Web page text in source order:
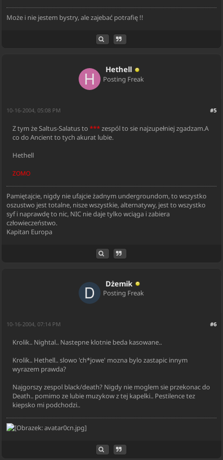
Może i nie jestem bystry, ale zajebać potrafię !!
Hethell
Posting Freak
#5
10-16-2004, 05:08 PM
Z tym że Saltus-Salatus to***zespól to sie najzupełniej zgadzam.A
co do Ancient to tych akurat lubie.
Hethell
ZOMO
Pamiętajcie, nigdy nie ufajcie żadnym undergroundom, to wszystko
oszustwo jest totalne, nisze wszystkie, alternatywy, jest to wszystko
syf i naprawdę to nic, NIC nie daje tylko wciąga i zabiera
człowieczeństwo.
Kapitan Europa
Dżemik
Posting Freak
#6
10-16-2004, 07:14 PM
Krolik.. Nightal.. Nastepne klotnie beda kasowane..
Krolik.. Hethell.. slowo 'ch*jowe' mozna bylo zastapic innym
wyrazem prawda?
Najgorszy zespol black/death? Nigdy nie moglem sie przekonac do
Death.. pomimo ze lubie muzykow z tej kapelki.. Pestilence tez
kiepsko mi podchodzi..